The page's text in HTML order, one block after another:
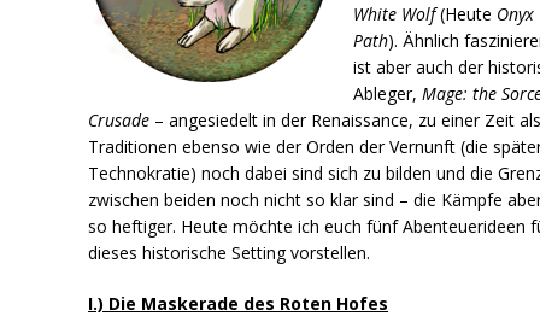
White Wolf(Heute Onyx
Path). Ähnlich
ist aber auch der
Ableger,Mage: the
Crusade – angesiedelt in der Renaissance, zu einer Zeit
Traditionen ebenso wie der Orden der Vernunft (die
Technokratie) noch dabei sind sich zu bilden und die
zwischen beiden noch nicht so klar sind – die Kämpfe
so heftiger. Heute möchte ich euch fünf Abenteuerideen
dieses historische Setting vorstellen.
I.) Die Maskerade des Roten Hofes